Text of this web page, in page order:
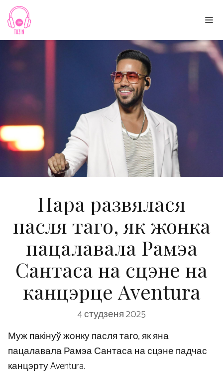
Skip
content
Пара развялася
пасля таго, як жонка
пацалавала Рамэа
Сантаса на сцэне на
канцэрце Aventura
4 студзеня 2025
Муж пакінуў жонку пасля таго, як яна
пацалавала Рамэа Сантаса на сцэне падчас
канцэрту Aventura.